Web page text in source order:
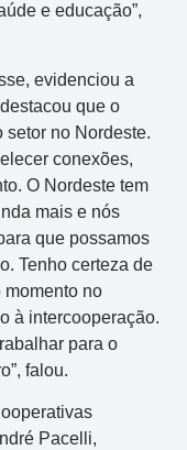
e educação”,
evidenciou a
que o
setor no Nordeste.
conexões,
O Nordeste tem
mais e nós
que possamos
Tenho certeza de
momento no
à intercooperação.
para o
falou.
Pacelli,